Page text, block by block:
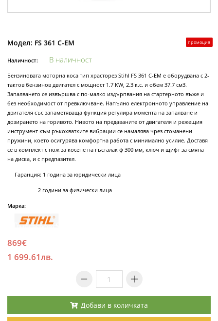
промоция
Модел: FS 361 C-EM
Наличност: В наличност
Бензиновата моторна коса тип храсторез Stihl FS 361 C-EM е оборудвана с 2-
тактов бензинов двигател с мощност 1.7 KW, 2.3 к.с. и обем 37.7 см3.
Запалването се извършва с по-малко издърпвания на стартерното въже и
без необходимост от превключване. Напълно електронното управление на
двигателя със запаметяваща функция регулира момента на запалване и
дозирането на горивото. Нивото на предаваните от двигателя и режещия
инструмент към ръкохватките вибрации се намалява чрез стоманени
пружини, което осигурява комфортна работа с минимално усилие. Доставя
се в комплект с нож за косене на гъсталак ф 300 мм, ключ и щифт за смяна
на диска, и с предпазител.
Гаранция: 1 година за юридически лица
2 години за физически лица
Марка:
869€
1 699.61лв.
Добави в количката